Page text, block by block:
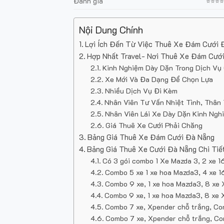
Nội Dung Chính
Lợi Ích Đến Từ Việc Thuê Xe Đám Cưới
Hợp Nhất Travel- Nơi Thuê Xe Đám
Kinh Nghiệm Dày Dặn Trong Dịch
Xe Mới Và Đa Dạng Để Chọn Lựa
Nhiều Dịch Vụ Đi Kèm
Nhân Viên Tư Vấn Nhiệt Tình, Thân
Nhân Viên Lái Xe Dày Dặn Kinh
Giá Thuê Xe Cưới Phải Chăng
Bảng Giá Thuê Xe Đám Cưới Đà Nẵng
Bảng Giá Thuê Xe Cưới Đà Nẵng Chi
Có 3 gói combo 1 Xe Mazda 3, 2 xe
Combo 5 xe 1 xe hoa Mazda3, 4
Combo 9 xe, 1 xe hoa Mazda3, 8
Combo 9 xe, 1 xe hoa Mazda3, 8
Combo 7 xe, Xpender chỗ trắng,
Combo 7 xe, Xpender chỗ trắng,